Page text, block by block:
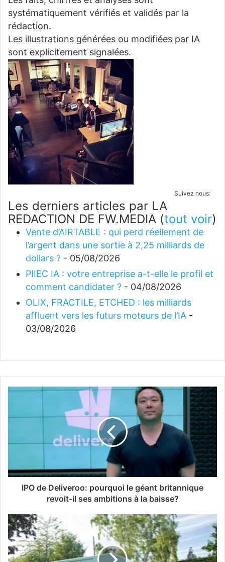
systématiquement vérifiés et validés par la
rédaction.
Les illustrations générées ou modifiées par IA
sont explicitement signalées.
Suivez nous:
Les derniers articles par LA
REDACTION DE FW.MEDIA (tout voir)
Vente d’AIRTABLE : qui perd réellement de
l’argent dans une sortie à 2,25 milliards de
dollars ? - 05/08/2026
PIIEC IA : votre entreprise a-t-elle le profil et
comment candidater ? - 04/08/2026
OLIX, FRACTILE, ETCHED : les milliards
affluent vers les futurs moteurs de l’IA -
03/08/2026
IPO de Deliveroo: pourquoi le géant britannique
revoit-il ses ambitions à la baisse?